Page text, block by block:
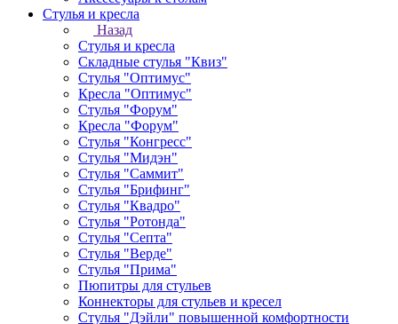
Стулья и кресла
Назад
Стулья и кресла
Складные стулья "Квиз"
Стулья "Оптимус"
Кресла "Оптимус"
Стулья "Форум"
Кресла "Форум"
Стулья "Конгресс"
Стулья "Мидэн"
Стулья "Саммит"
Стулья "Брифинг"
Стулья "Квадро"
Стулья "Ротонда"
Стулья "Септа"
Стулья "Верде"
Стулья "Прима"
Пюпитры для стульев
Коннекторы для стульев и кресел
Стулья "Дэйли" повышенной комфортности